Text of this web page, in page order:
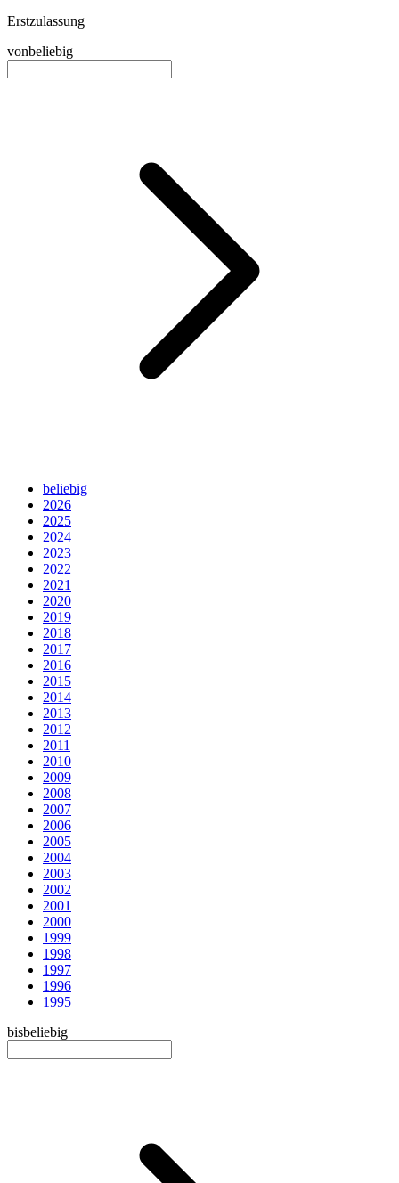
Erstzulassung
vonbeliebig
beliebig
2026
2025
2024
2023
2022
2021
2020
2019
2018
2017
2016
2015
2014
2013
2012
2011
2010
2009
2008
2007
2006
2005
2004
2003
2002
2001
2000
1999
1998
1997
1996
1995
bisbeliebig